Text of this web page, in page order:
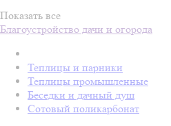
Показать все
Благоустройство дачи и огорода
Теплицы и парники
Теплицы промышленные
Беседки и дачный душ
Сотовый поликарбонат